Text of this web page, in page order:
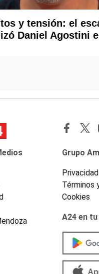
y tensión: el
Daniel Agostini
Grupo
Privacidad
Términos
Cookies
A24 en